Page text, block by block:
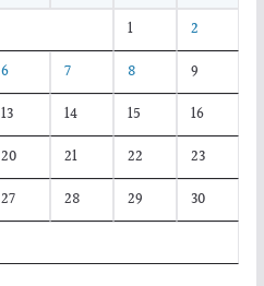
1
2
6 7 8
9
13 14 15
16
20 21 22
23
27 28 29
30